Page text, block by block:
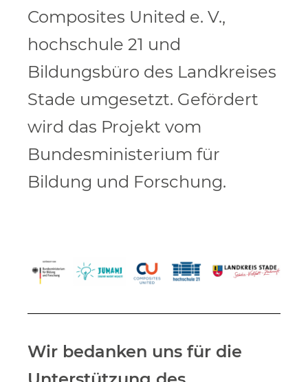
Composites United e. V.,
hochschule 21 und
Bildungsbüro des Landkreises
Stade umgesetzt. Gefördert
wird das Projekt vom
Bundesministerium für
Bildung und Forschung.
Wir bedanken uns für die